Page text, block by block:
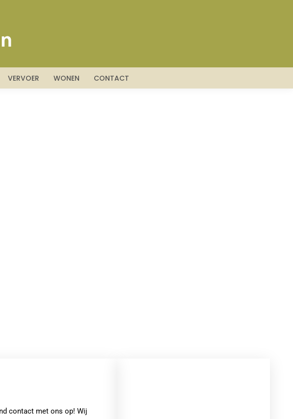
VERVOER WONEN CONTACT
contact met ons op! Wij